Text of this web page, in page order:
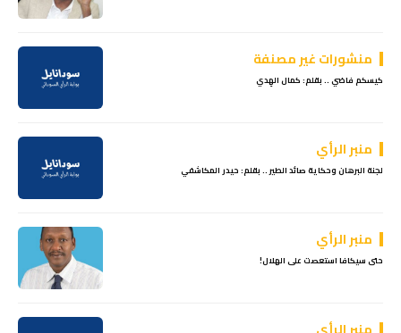
منشورات غير مصنفة
كيسكم فاضي .. بقلم: كمال الهِدي
منبر الرأي
لجنة البرهان وحكاية صائد الطير .. بقلم: حيدر المكاشفي
منبر الرأي
حتى سيكافا استعصت على الهلال!